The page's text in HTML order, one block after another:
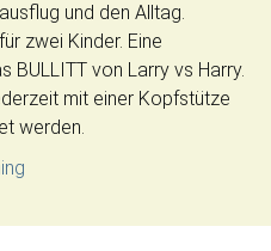
und den Alltag.
zwei Kinder. Eine
BULLITT von Larry vs Harry.
mit einer Kopfstütze
werden.